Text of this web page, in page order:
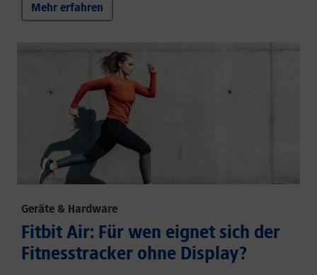
Mehr erfahren
Geräte & Hardware
Fitbit Air: Für wen eignet sich der
Fitnesstracker ohne Display?